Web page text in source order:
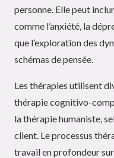
personne. Elle peut
comme l’anxiété, la
que l’exploration des
schémas de pensée.
Les thérapies utilisent
thérapie cognitivo-
la thérapie humaniste,
client. Le processus
travail en profondeur